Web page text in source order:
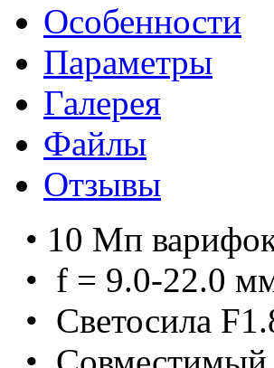
Особенности
Параметры
Галерея
Файлы
Отзывы
• 10 Мп
• f = 9.0-22.0
• Светосила